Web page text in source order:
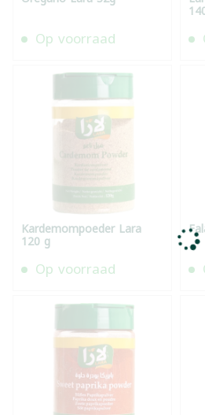
Op voorraad
Kardemompoeder Lara
120 g
Op voorraad